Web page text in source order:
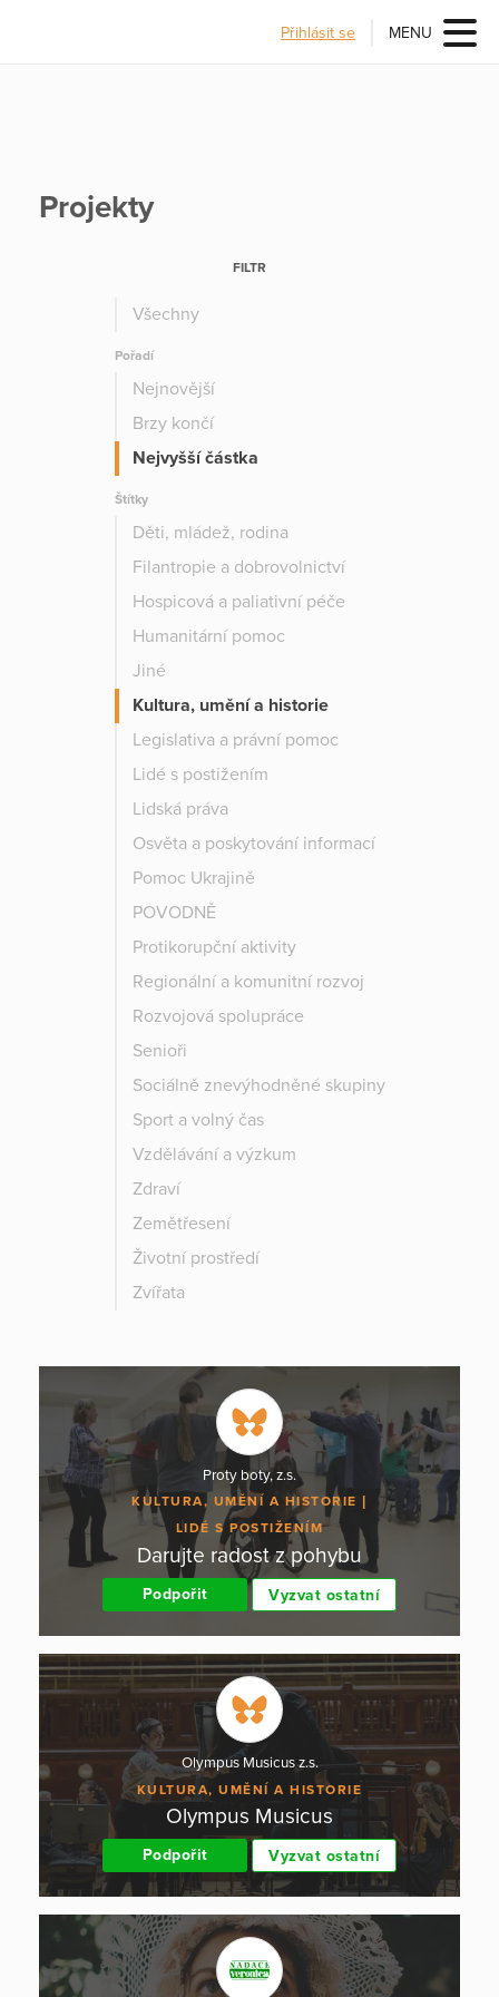
Přihlásit se MENU
Projekty
FILTR
Všechny
Pořadí
Nejnovější
Brzy končí
Nejvyšší částka
Štítky
Děti, mládež, rodina
Filantropie a dobrovolnictví
Hospicová a paliativní péče
Humanitární pomoc
Jiné
Kultura, umění a historie
Legislativa a právní pomoc
Lidé s postižením
Lidská práva
Osvěta a poskytování informací
Pomoc Ukrajině
POVODNĚ
Protikorupční aktivity
Regionální a komunitní rozvoj
Rozvojová spolupráce
Senioři
Sociálně znevýhodněné skupiny
Sport a volný čas
Vzdělávání a výzkum
Zdraví
Zemětřesení
Životní prostředí
Zvířata
Proty boty, z.s.
KULTURA, UMĚNÍ A HISTORIE
LIDÉ S POSTIŽENÍM
Darujte radost z pohybu
Podpořit Vyzvat ostatní
Olympus Musicus z.s.
KULTURA, UMĚNÍ A HISTORIE
Olympus Musicus
Podpořit Vyzvat ostatní